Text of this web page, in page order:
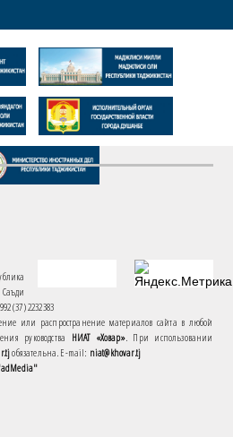
(37) 2232383
или распространение материалов сайта в любой
руководства НИАТ «Ховар». При использовании
обязательна. E-mail: niat@khovar.tj